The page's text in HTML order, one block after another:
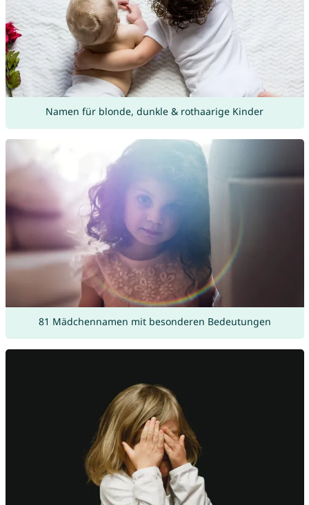
Namen für blonde, dunkle & rothaarige Kinder
81 Mädchennamen mit besonderen Bedeutungen